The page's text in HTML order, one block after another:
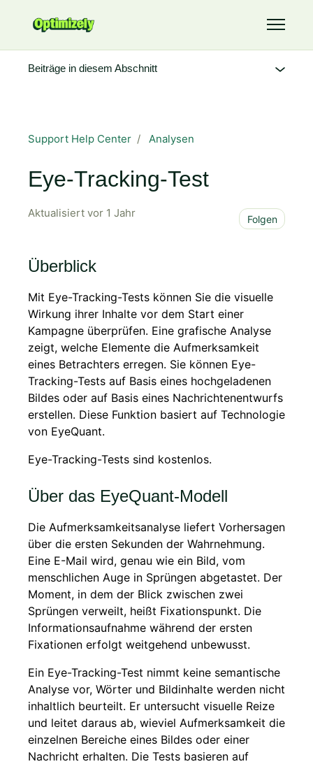
Support Help Center Analysen
Eye-Tracking-Test
Aktualisiert vor 1 Jahr Folgen
Überblick
Mit Eye-Tracking-Tests können Sie die visuelle
Wirkung ihrer Inhalte vor dem Start einer
Kampagne überprüfen. Eine grafische Analyse
zeigt, welche Elemente die Aufmerksamkeit
eines Betrachters erregen. Sie können Eye-
Tracking-Tests auf Basis eines hochgeladenen
Bildes oder auf Basis eines Nachrichtenentwurfs
erstellen. Diese Funktion basiert auf Technologie
von EyeQuant.
Eye-Tracking-Tests sind kostenlos.
Über das EyeQuant-Modell
Die Aufmerksamkeitsanalyse liefert Vorhersagen
über die ersten Sekunden der Wahrnehmung.
Eine E-Mail wird, genau wie ein Bild, vom
menschlichen Auge in Sprüngen abgetastet. Der
Moment, in dem der Blick zwischen zwei
Sprüngen verweilt, heißt Fixationspunkt. Die
Informationsaufnahme während der ersten
Fixationen erfolgt weitgehend unbewusst.
Ein Eye-Tracking-Test nimmt keine semantische
Analyse vor, Wörter und Bildinhalte werden nicht
inhaltlich beurteilt. Er untersucht visuelle Reize
und leitet daraus ab, wieviel Aufmerksamkeit die
einzelnen Bereiche eines Bildes oder einer
Nachricht erhalten. Die Tests basieren auf
Beiträge in diesem Abschnitt